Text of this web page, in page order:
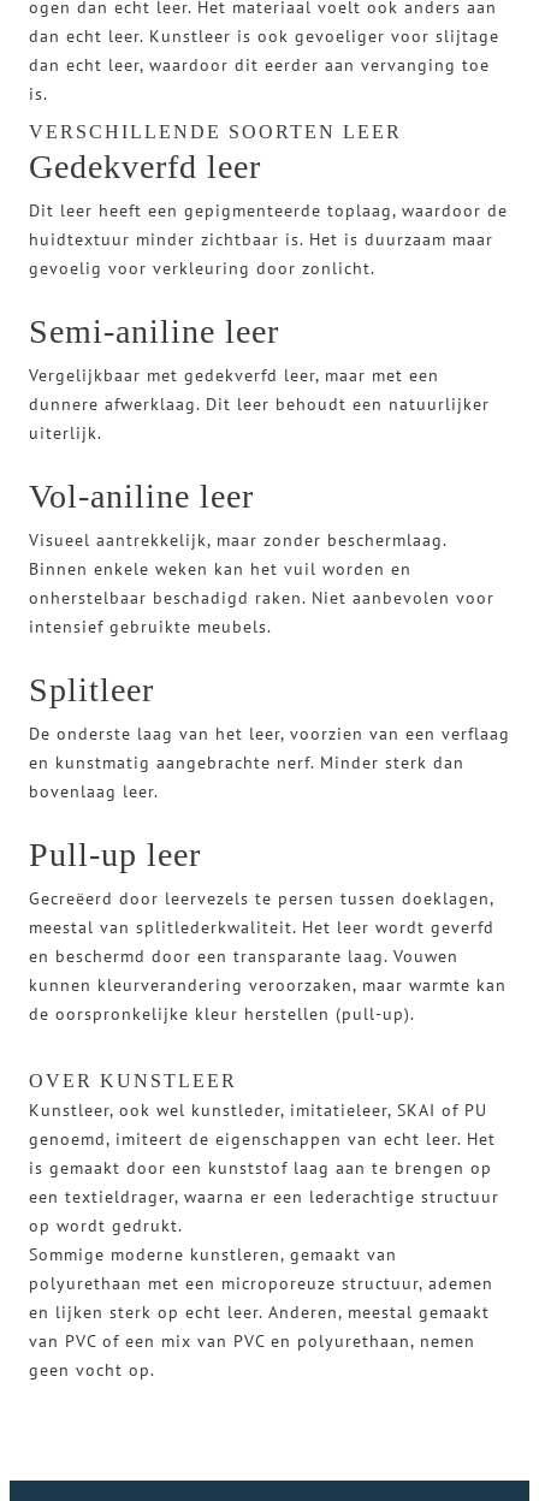
ogen dan echt leer. Het materiaal voelt ook anders aan
dan echt leer. Kunstleer is ook gevoeliger voor slijtage
dan echt leer, waardoor dit eerder aan vervanging toe
is.
VERSCHILLENDE SOORTEN LEER
Gedekverfd leer
Dit leer heeft een gepigmenteerde toplaag, waardoor de
huidtextuur minder zichtbaar is. Het is duurzaam maar
gevoelig voor verkleuring door zonlicht.
Semi-aniline leer
Vergelijkbaar met gedekverfd leer, maar met een
dunnere afwerklaag. Dit leer behoudt een natuurlijker
uiterlijk.
Vol-aniline leer
Visueel aantrekkelijk, maar zonder beschermlaag.
Binnen enkele weken kan het vuil worden en
onherstelbaar beschadigd raken. Niet aanbevolen voor
intensief gebruikte meubels.
Splitleer
De onderste laag van het leer, voorzien van een verflaag
en kunstmatig aangebrachte nerf. Minder sterk dan
bovenlaag leer.
Pull-up leer
Gecreëerd door leervezels te persen tussen doeklagen,
meestal van splitlederkwaliteit. Het leer wordt geverfd
en beschermd door een transparante laag. Vouwen
kunnen kleurverandering veroorzaken, maar warmte kan
de oorspronkelijke kleur herstellen (pull-up).
OVER KUNSTLEER
Kunstleer, ook wel kunstleder, imitatieleer, SKAI of PU
genoemd, imiteert de eigenschappen van echt leer. Het
is gemaakt door een kunststof laag aan te brengen op
een textieldrager, waarna er een lederachtige structuur
op wordt gedrukt.
Sommige moderne kunstleren, gemaakt van
polyurethaan met een microporeuze structuur, ademen
en lijken sterk op echt leer. Anderen, meestal gemaakt
van PVC of een mix van PVC en polyurethaan, nemen
geen vocht op.